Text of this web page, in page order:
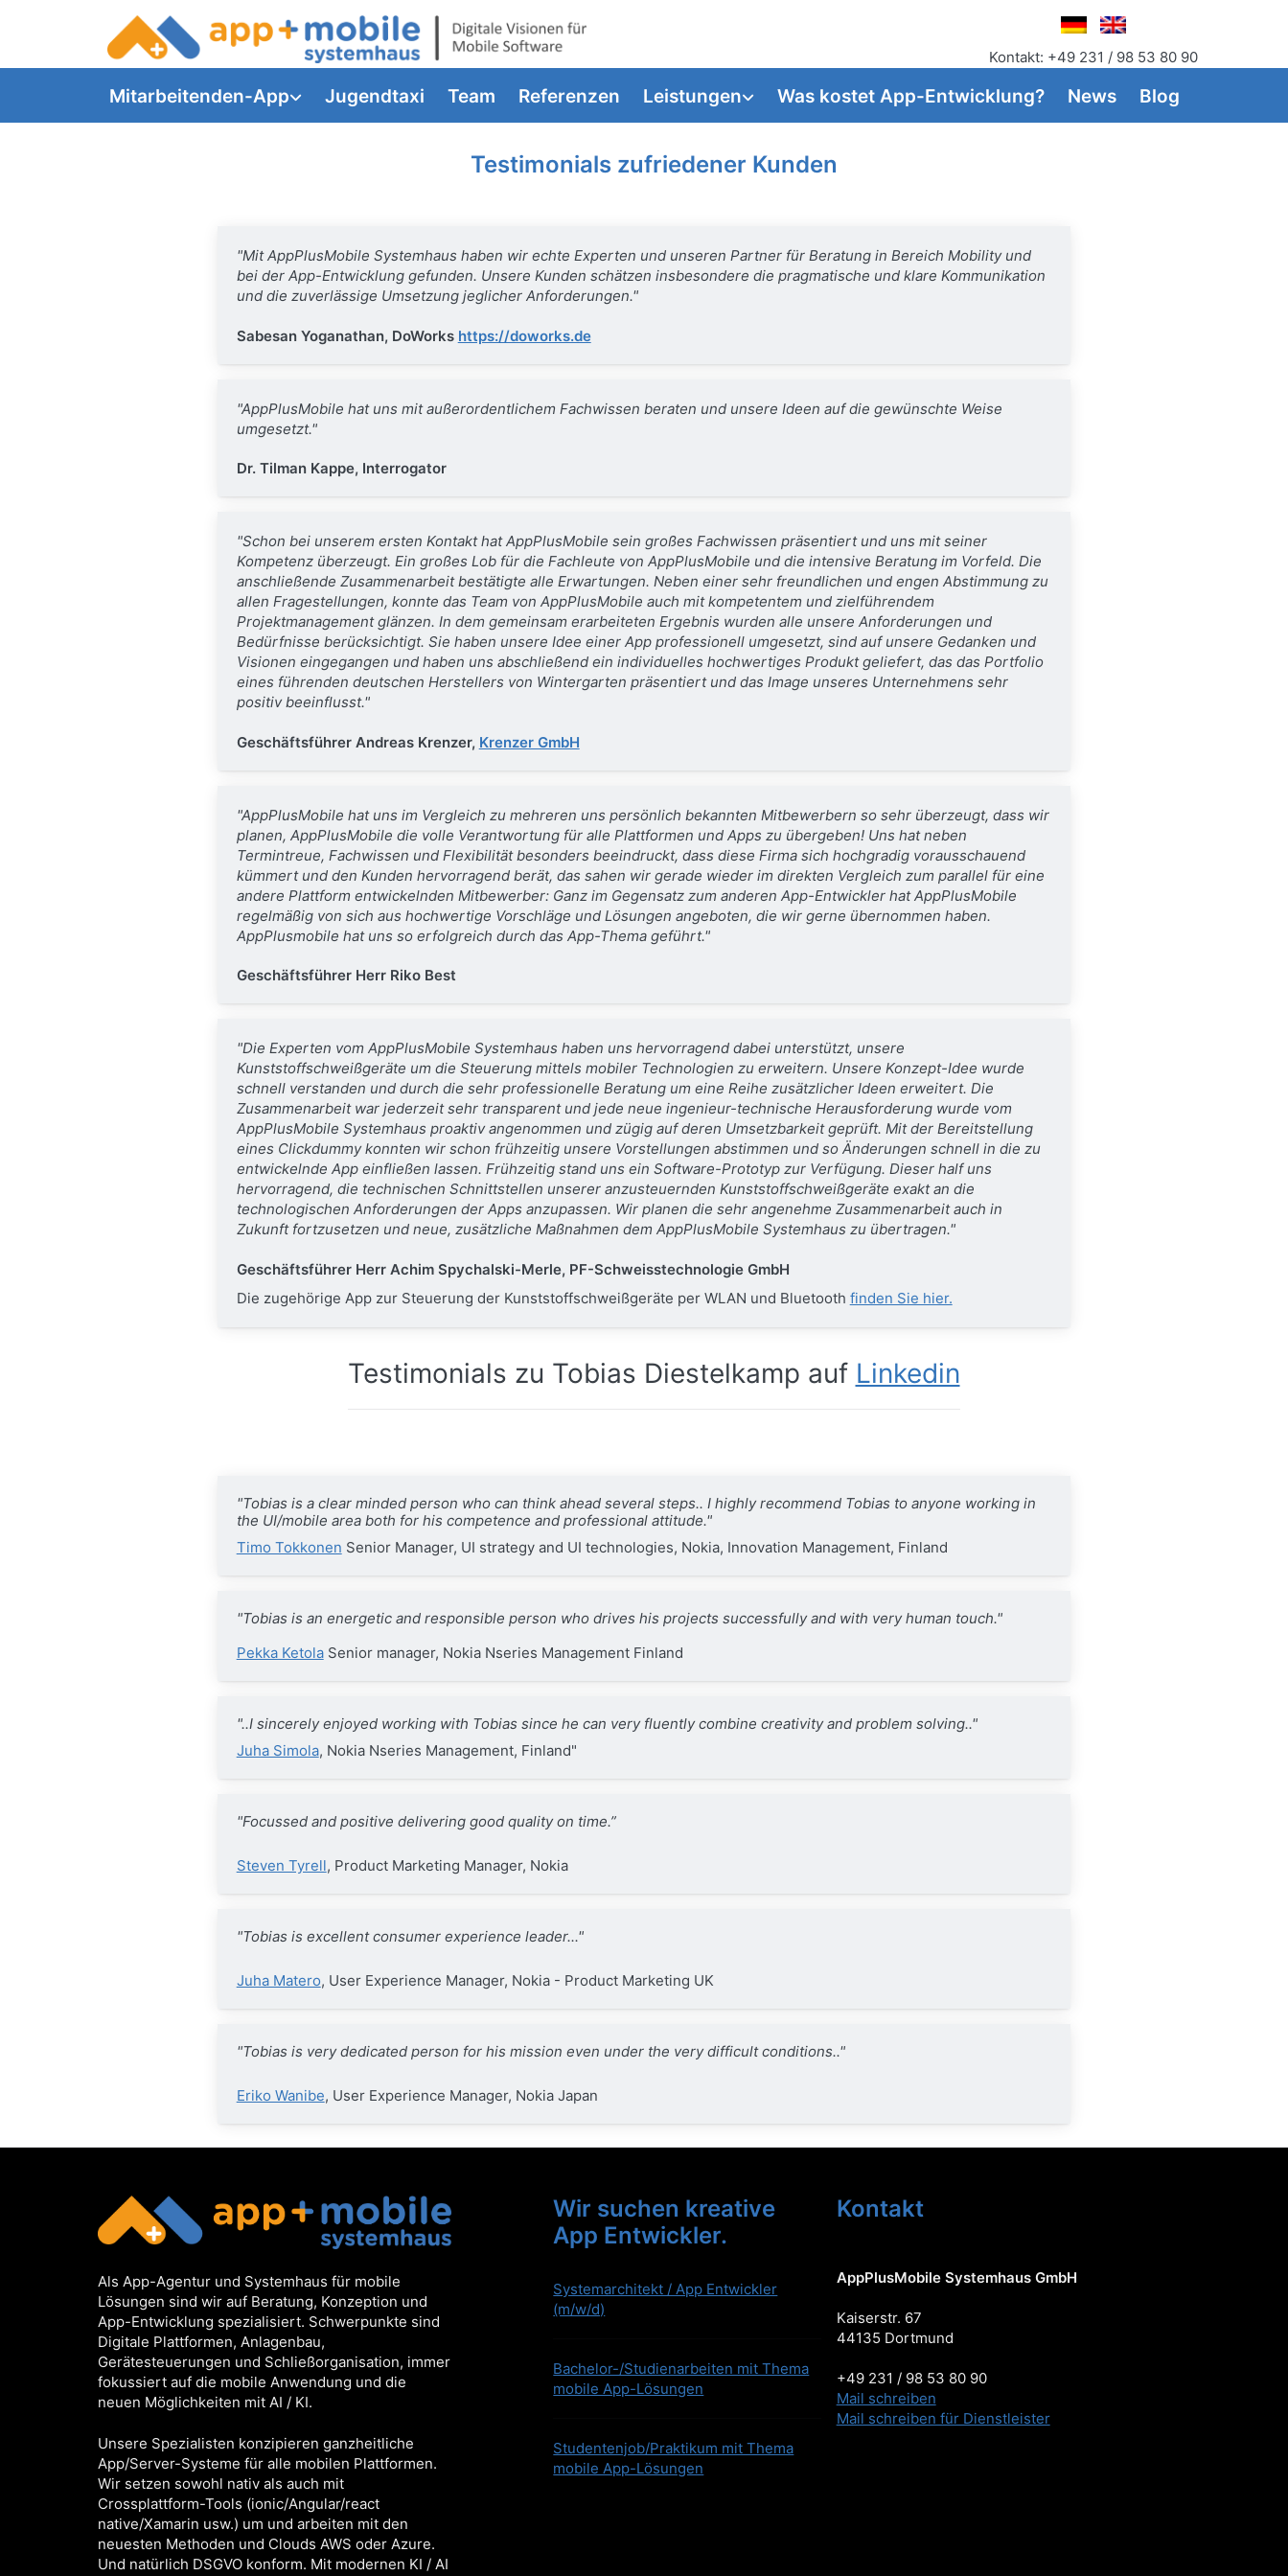
Kontakt: +49 231 / 98 53 80 90
Mitarbeitenden-App Jugendtaxi Team Referenzen Leistungen Was kostet App-Entwicklung? News Blog
Testimonials zufriedener Kunden
"Mit AppPlusMobile Systemhaus haben wir echte Experten und unseren Partner für Beratung in Bereich Mobility und
bei der App-Entwicklung gefunden. Unsere Kunden schätzen insbesondere die pragmatische und klare Kommunikation
und die zuverlässige Umsetzung jeglicher Anforderungen."
Sabesan Yoganathan, DoWorks https://doworks.de
"AppPlusMobile hat uns im Vergleich zu mehreren uns persönlich bekannten Mitbewerbern so sehr überzeugt, dass wir
planen, AppPlusMobile die volle Verantwortung für alle Plattformen und Apps zu übergeben! Uns hat neben
Termintreue, Fachwissen und Flexibilität besonders beeindruckt, dass diese Firma sich hochgradig vorausschauend
kümmert und den Kunden hervorragend berät, das sahen wir gerade wieder im direkten Vergleich zum parallel für eine
andere Plattform entwickelnden Mitbewerber: Ganz im Gegensatz zum anderen App-Entwickler hat AppPlusMobile
regelmäßig von sich aus hochwertige Vorschläge und Lösungen angeboten, die wir gerne übernommen haben.
AppPlusmobile hat uns so erfolgreich durch das App-Thema geführt."
Geschäftsführer Herr Riko Best
"Schon bei unserem ersten Kontakt hat AppPlusMobile sein großes Fachwissen präsentiert und uns mit seiner
Kompetenz überzeugt. Ein großes Lob für die Fachleute von AppPlusMobile und die intensive Beratung im Vorfeld. Die
anschließende Zusammenarbeit bestätigte alle Erwartungen. Neben einer sehr freundlichen und engen Abstimmung zu
allen Fragestellungen, konnte das Team von AppPlusMobile auch mit kompetentem und zielführendem
Projektmanagement glänzen. In dem gemeinsam erarbeiteten Ergebnis wurden alle unsere Anforderungen und
Bedürfnisse berücksichtigt. Sie haben unsere Idee einer App professionell umgesetzt, sind auf unsere Gedanken und
Visionen eingegangen und haben uns abschließend ein individuelles hochwertiges Produkt geliefert, das das Portfolio
eines führenden deutschen Herstellers von Wintergarten präsentiert und das Image unseres Unternehmens sehr
positiv beeinflusst."
Geschäftsführer Andreas Krenzer, Krenzer GmbH
"AppPlusMobile hat uns mit außerordentlichem Fachwissen beraten und unsere Ideen auf die gewünschte Weise
umgesetzt."
Dr. Tilman Kappe, Interrogator
"Die Experten vom AppPlusMobile Systemhaus haben uns hervorragend dabei unterstützt, unsere
Kunststoffschweißgeräte um die Steuerung mittels mobiler Technologien zu erweitern. Unsere Konzept-Idee wurde
schnell verstanden und durch die sehr professionelle Beratung um eine Reihe zusätzlicher Ideen erweitert. Die
Zusammenarbeit war jederzeit sehr transparent und jede neue ingenieur-technische Herausforderung wurde vom
AppPlusMobile Systemhaus proaktiv angenommen und zügig auf deren Umsetzbarkeit geprüft. Mit der Bereitstellung
eines Clickdummy konnten wir schon frühzeitig unsere Vorstellungen abstimmen und so Änderungen schnell in die zu
entwickelnde App einfließen lassen. Frühzeitig stand uns ein Software-Prototyp zur Verfügung. Dieser half uns
hervorragend, die technischen Schnittstellen unserer anzusteuernden Kunststoffschweißgeräte exakt an die
technologischen Anforderungen der Apps anzupassen. Wir planen die sehr angenehme Zusammenarbeit auch in
Zukunft fortzusetzen und neue, zusätzliche Maßnahmen dem AppPlusMobile Systemhaus zu übertragen."
Geschäftsführer Herr Achim Spychalski-Merle, PF-Schweisstechnologie GmbH
Die zugehörige App zur Steuerung der Kunststoffschweißgeräte per WLAN und Bluetooth finden Sie hier.
Testimonials zu Tobias Diestelkamp auf Linkedin
"Tobias is a clear minded person who can think ahead several steps.. I highly recommend Tobias to anyone working in
the UI/mobile area both for his competence and professional attitude."
Timo Tokkonen Senior Manager, UI strategy and UI technologies, Nokia, Innovation Management, Finland
"Tobias is an energetic and responsible person who drives his projects successfully and with very human touch."
Pekka KetolaSenior manager, Nokia Nseries Management Finland
"..I sincerely enjoyed working with Tobias since he can very fluently combine creativity and problem solving.."
Juha Simola, Nokia Nseries Management, Finland"
"Focussed and positive delivering good quality on time.”
Steven Tyrell, Product Marketing Manager, Nokia
"Tobias is very dedicated person for his mission even under the very difficult conditions.."
Eriko Wanibe, User Experience Manager, Nokia Japan
"Tobias is excellent consumer experience leader..."
Juha Matero, User Experience Manager, Nokia - Product Marketing UK
Als App-Agentur und Systemhaus für mobile
Lösungen sind wir auf Beratung, Konzeption und
App-Entwicklung spezialisiert. Schwerpunkte sind
Digitale Plattformen, Anlagenbau,
Gerätesteuerungen und Schließorganisation, immer
fokussiert auf die mobile Anwendung und die
neuen Möglichkeiten mit AI / KI.
Unsere Spezialisten konzipieren ganzheitliche
App/Server-Systeme für alle mobilen Plattformen.
Wir setzen sowohl nativ als auch mit
Crossplattform-Tools (ionic/Angular/react
native/Xamarin usw.) um und arbeiten mit den
neuesten Methoden und Clouds AWS oder Azure.
Und natürlich DSGVO konform. Mit modernen KI / AI
Wir suchen kreative
App Entwickler.
Systemarchitekt / App Entwickler
(m/w/d)
Bachelor-/Studienarbeiten mit Thema
mobile App-Lösungen
Studentenjob/Praktikum mit Thema
mobile App-Lösungen
Kontakt
AppPlusMobile Systemhaus GmbH
Kaiserstr. 67
44135 Dortmund
+49 231 / 98 53 80 90
Mail schreiben
Mail schreiben für Dienstleister